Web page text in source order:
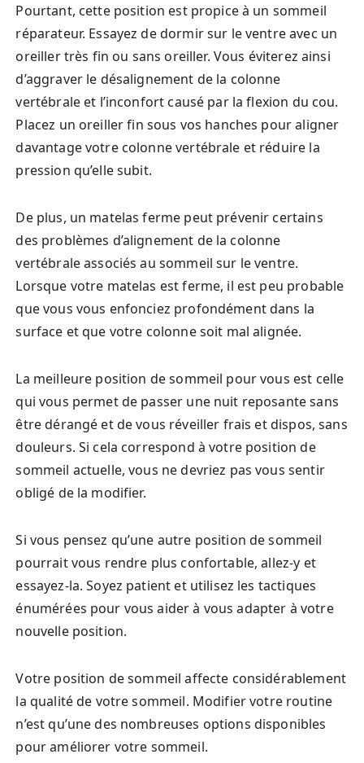
Pourtant, cette position est propice à un sommeil
réparateur. Essayez de dormir sur le ventre avec un
oreiller très fin ou sans oreiller. Vous éviterez ainsi
d’aggraver le désalignement de la colonne
vertébrale et l’inconfort causé par la flexion du cou.
Placez un oreiller fin sous vos hanches pour aligner
davantage votre colonne vertébrale et réduire la
pression qu’elle subit.
De plus, un matelas ferme peut prévenir certains
des problèmes d’alignement de la colonne
vertébrale associés au sommeil sur le ventre.
Lorsque votre matelas est ferme, il est peu probable
que vous vous enfonciez profondément dans la
surface et que votre colonne soit mal alignée.
La meilleure position de sommeil pour vous est celle
qui vous permet de passer une nuit reposante sans
être dérangé et de vous réveiller frais et dispos, sans
douleurs. Si cela correspond à votre position de
sommeil actuelle, vous ne devriez pas vous sentir
obligé de la modifier.
Si vous pensez qu’une autre position de sommeil
pourrait vous rendre plus confortable, allez-y et
essayez-la. Soyez patient et utilisez les tactiques
énumérées pour vous aider à vous adapter à votre
nouvelle position.
Votre position de sommeil affecte considérablement
la qualité de votre sommeil. Modifier votre routine
n’est qu’une des nombreuses options disponibles
pour améliorer votre sommeil.